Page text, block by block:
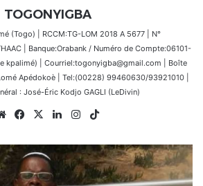
TOGONYIGBA
(Togo) | RCCM:TG-LOM 2018 A 5677 | N°
| Banque:Orabank / Numéro de Compte:06101-
kpalimé) | Courriel:togonyigba@gmail.com | Boîte
Apédokoè | Tel:(00228) 99460630/93921010 |
: José-Éric Kodjo GAGLI (LeDivin)
WebsiteFacebook
X LinkedinInstagram